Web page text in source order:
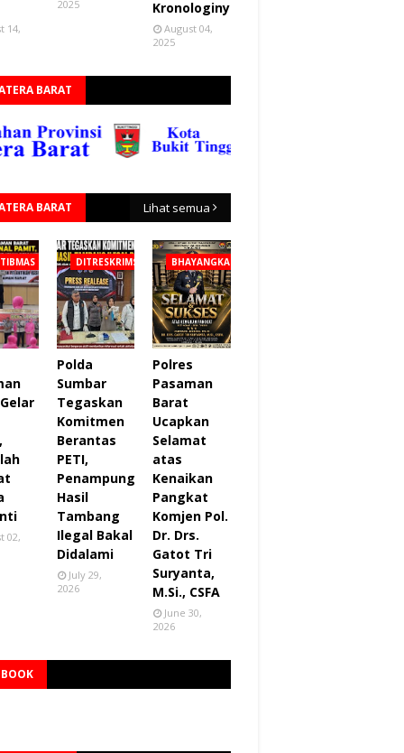
14,
2025
Kronologinya
August 04,
2025
BARAT
BARAT Lihat semua
02,
DITRESKRIMSUS
Polda
Sumbar
Tegaskan
Komitmen
Berantas
PETI,
Penampung
Hasil
Tambang
Ilegal Bakal
Didalami
July 29,
2026
BHAYANGKARA
Polres
Pasaman
Barat
Ucapkan
Selamat
atas
Kenaikan
Pangkat
Komjen Pol.
Dr. Drs.
Gatot Tri
Suryanta,
M.Si., CSFA
June 30,
2026